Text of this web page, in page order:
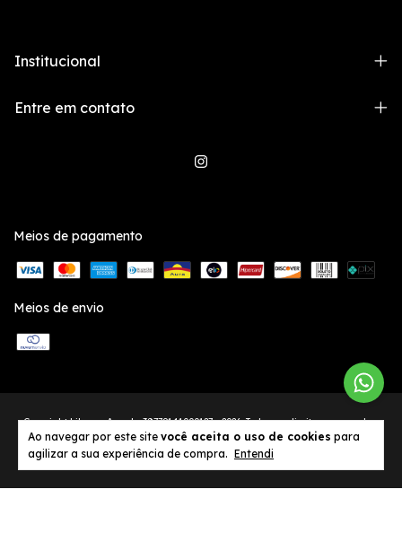
Ao navegar por este site você aceita o uso de cookies para
agilizar a sua experiência de compra. Entendi
Institucional
Entre em contato
Meios de pagamento
Meios de envio
Copyright Like an Angel - 38779141000127 - 2026. Todos os direitos reservados.